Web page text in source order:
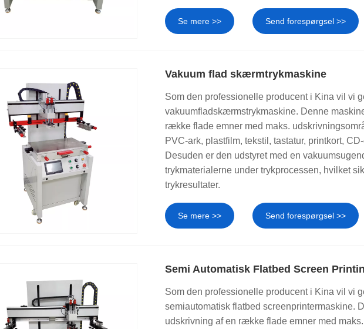
i høj kvalitet på en bred vifte af flade produkter. Uanset om du arbejder med
med brugervenlig betjening, hvilket gør dem til et godt valg til udskrivning af flade
sikkert på plads, hvilket minimerer bevægelse under udskrivning. Dette
modeller arbejdsgangen uden at gå på kompromis med nøjagtigheden. Vi
Se mere >> Send forespørgsel >>
Vakuum flad skærmtrykmaskine
Som den professionelle producent i Kina vil vi
vakuumfladskærmstrykmaskine. Denne
række flade emner med maks.
PVC-ark, plastfilm, tekstil, tastatur, printkort,
Desuden er den udstyret med en
trykmaterialerne under trykprocessen, hvilket
trykresultater.
Se mere >> Send forespørgsel >>
Semi Automatisk Flatbed Screen
Som den professionelle producent i Kina vil vi
semiautomatisk flatbed screenprintermaskine.
udskrivning af en række flade emner med